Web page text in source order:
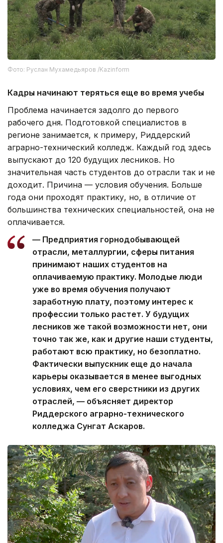
Фото: Руслан Мухамедьяров /Kazinform
Кадры начинают теряться еще во время учебы
Проблема начинается задолго до первого
рабочего дня. Подготовкой специалистов в
регионе занимается, к примеру, Риддерский
аграрно-технический колледж. Каждый год здесь
выпускают до 120 будущих лесников. Но
значительная часть студентов до отрасли так и не
доходит. Причина — условия обучения. Больше
года они проходят практику, но, в отличие от
большинства технических специальностей, она не
оплачивается.
— Предприятия горнодобывающей
отрасли, металлургии, сферы питания
принимают наших студентов на
оплачиваемую практику. Молодые люди
уже во время обучения получают
заработную плату, поэтому интерес к
профессии только растет. У будущих
лесников же такой возможности нет, они
точно так же, как и другие наши студенты,
работают всю практику, но безоплатно.
Фактически выпускник еще до начала
карьеры оказывается в менее выгодных
условиях, чем его сверстники из других
отраслей, — объясняет директор
Риддерского аграрно-технического
колледжа Сунгат Аскаров.